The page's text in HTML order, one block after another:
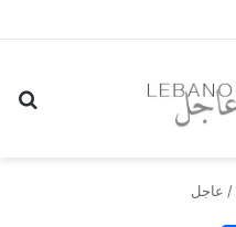
/ عاجل